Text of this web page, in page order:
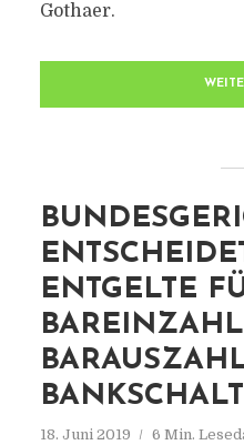
Gothaer.
ENTGELTE
18. Juni 2019 6 Min.